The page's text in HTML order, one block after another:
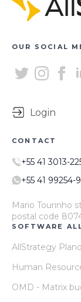
OUR SOCIAL
Login
CONTACT
+55 41 3013-
+55 41 99254-
Mario Tourinho
postal code
SOFTWARE
AllStrategy
Human
OMD - Matrix